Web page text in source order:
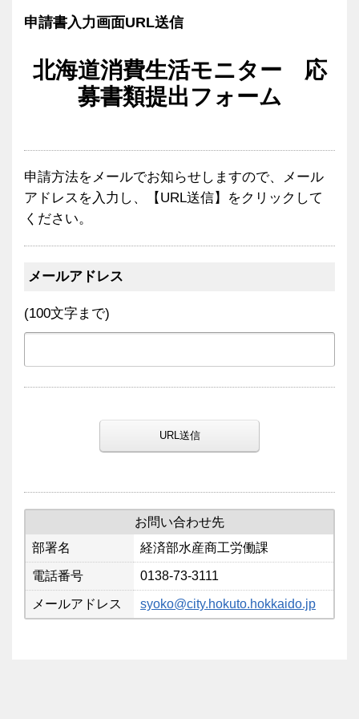
申請書入力画面URL送信
北海道消費生活モニター 応
募書類提出フォーム
申請方法をメールでお知らせしますので、メール
アドレスを入力し、【URL送信】をクリックして
ください。
メールアドレス
(100文字まで)
URL送信
お問い合わせ先
部署名
経済部水産商工労働課
電話番号 0138-73-3111
メールアドレス syoko@city.hokuto.hokkaido.jp